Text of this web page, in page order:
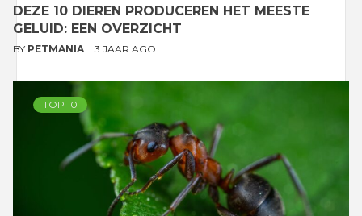
DEZE 10 DIEREN PRODUCEREN HET MEESTE
GELUID: EEN OVERZICHT
BY PETMANIA 3 JAAR AGO
TOP 10